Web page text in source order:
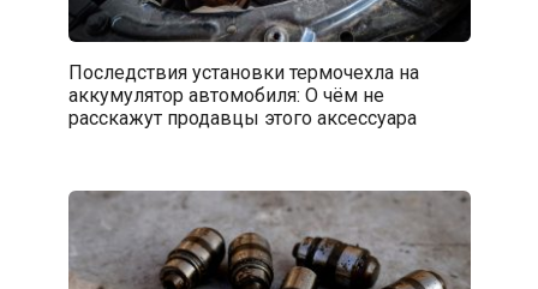
Последствия установки термочехла на
аккумулятор автомобиля: О чём не
расскажут продавцы этого аксессуара